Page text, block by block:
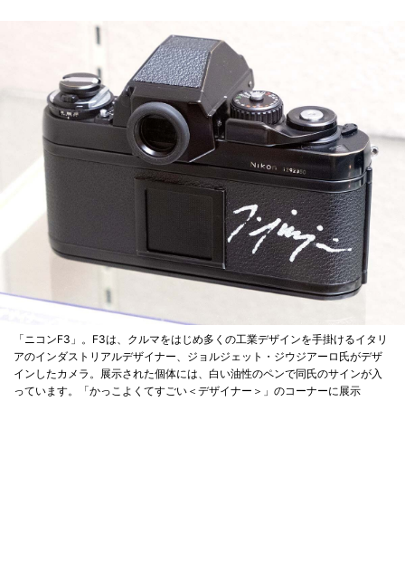
「ニコンF3」。F3は、クルマをはじめ多くの工業デザインを手掛けるイタリ
アのインダストリアルデザイナー、ジョルジェット・ジウジアーロ氏がデザ
インしたカメラ。展示された個体には、白い油性のペンで同氏のサインが入
っています。「かっこよくてすごい＜デザイナー＞」のコーナーに展示